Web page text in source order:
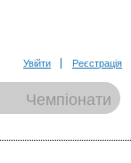
Увійти Реєстрація